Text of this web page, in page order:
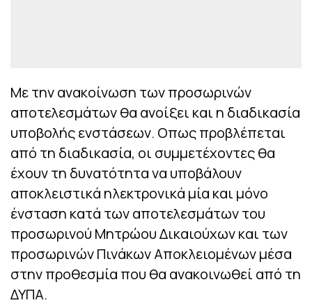
Με την ανακοίνωση των προσωρινών
αποτελεσμάτων θα ανοίξει και η διαδικασία
υποβολής ενστάσεων. Οπως προβλέπεται
από τη διαδικασία, οι συμμετέχοντες θα
έχουν τη δυνατότητα να υποβάλουν
αποκλειστικά ηλεκτρονικά μία και μόνο
ένσταση κατά των αποτελεσμάτων του
προσωρινού Μητρώου Δικαιούχων και των
προσωρινών Πινάκων Αποκλειομένων μέσα
στην προθεσμία που θα ανακοινωθεί από τη
ΔΥΠΑ.